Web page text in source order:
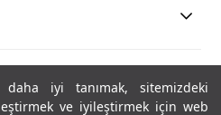
iyi tanımak, sitemizdeki
ve iyileştirmek için web